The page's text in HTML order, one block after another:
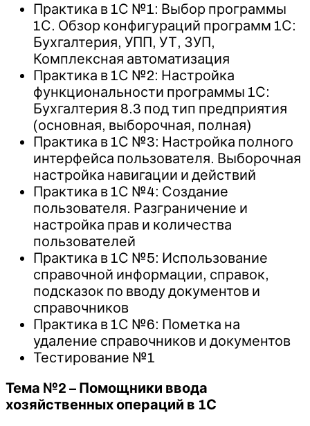
Практика в 1С №1: Выбор программы
1С. Обзор конфигураций программ 1С:
Бухгалтерия, УПП, УТ, ЗУП,
Комплексная автоматизация
Практика в 1С №2: Настройка
функциональности программы 1С:
Бухгалтерия 8.3 под тип предприятия
(основная, выборочная, полная)
Практика в 1С №3: Настройка полного
интерфейса пользователя. Выборочная
настройка навигации и действий
Практика в 1С №4: Создание
пользователя. Разграничение и
настройка прав и количества
пользователей
Практика в 1С №5: Использование
справочной информации, справок,
подсказок по вводу документов и
справочников
Практика в 1С №6: Пометка на
удаление справочников и документов
Тестирование №1
Тема №2 – Помощники ввода
хозяйственных операций в 1С